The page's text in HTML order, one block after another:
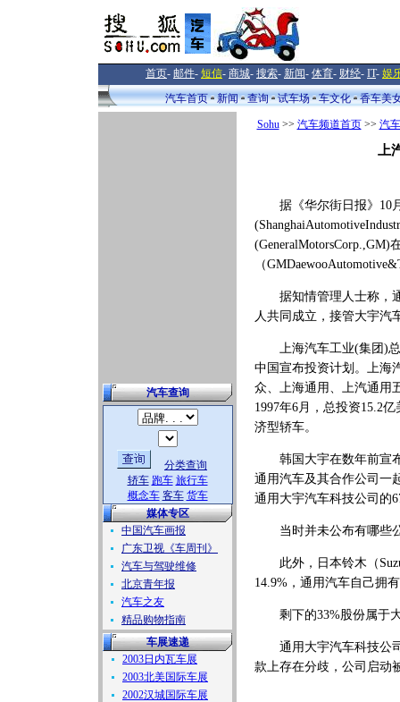
首页- 邮件- 短信- 商城- 搜索- 新闻- 体育- 财经- IT- 娱
汽车首页
新闻 查询 试车场 车文化 香车美
汽车查询
分类查询
轿车 跑车 旅行车
概念车 客车 货车
媒体专区
中国汽车画报
广东卫视《车周刊》
汽车与驾驶维修
北京青年报
汽车之友
精品购物指南
车展速递
2003日内瓦车展
2003北美国际车展
2002汉城国际车展
Sohu>> 汽车频道首页>> 汽
上
据《华尔街日报》10月
（
据知情管理人士称，通
人共同成立，接管大宇汽
上海汽车工业(集团)总
中国宣布投资计划。上海
众、上海通用、上汽通用
1997年6月，总投资15.2
济型轿车。
韩国大宇在数年前宣布
通用汽车及其合作公司一
通用大宇汽车科技公司的
当时并未公布有哪些公
此外，日本铃木（
14.9%，通用汽车自己拥
剩下的33%股份属于
通用大宇汽车科技公司
款上存在分歧，公司启动